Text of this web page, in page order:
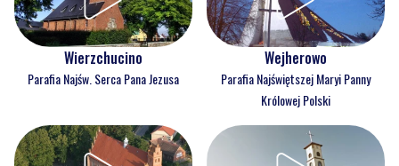
Wierzchucino
Parafia Najśw. Serca Pana Jezusa
Wejherowo
Parafia Najświętszej Maryi Panny
Królowej Polski